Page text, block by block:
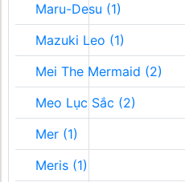
Maru-Desu (1)
Mazuki Leo (1)
Mei The Mermaid (2)
Meo Lục Sắc (2)
Mer (1)
Meris (1)